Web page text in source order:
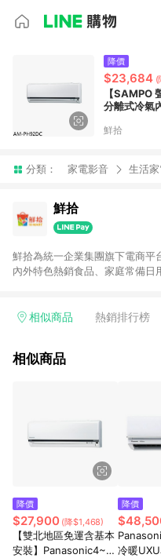
降價
$23,684 (
【SAMPO
分離式冷氣
鮮拾
分類： 家電影音 生活
鮮拾
鮮拾為統一企業集團旗下電商平
內外特色熱銷食品、家庭常備日
有好康。LINE好友招募中搜尋
相似商品 熱銷排行榜
相似商品
降價
$27,900 (降$1,468)
【雙北地區免運含基本
安裝】Panasonic4~5
降價
冷暖